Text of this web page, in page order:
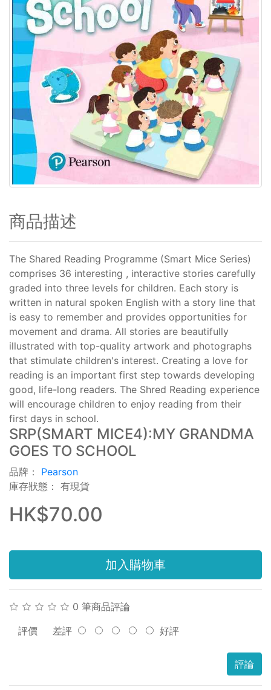
商品描述
The Shared Reading Programme (Smart Mice Series)
comprises 36 interesting , interactive stories carefully
graded into three levels for children. Each story is
written in natural spoken English with a story line that
is easy to remember and provides opportunities for
movement and drama. All stories are beautifully
illustrated with top-quality artwork and photographs
that stimulate children's interest. Creating a love for
reading is an important first step towards developing
good, life-long readers. The Shred Reading experience
will encourage children to enjoy reading from their
first days in school.
SRP(SMART MICE4):MY GRANDMA
GOES TO SCHOOL
品牌： Pearson
庫存狀態： 有現貨
HK$70.00
加入購物車
0 筆商品評論
評價 差評 好評
評論